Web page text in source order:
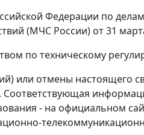
Федерации по
(МЧС России) от 31
по техническому
или отмены настоящего
Соответствующая
- на официальном